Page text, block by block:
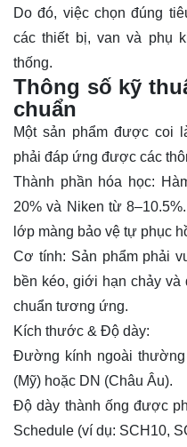
Do đó, việc chọn đúng
các thiết bị, van và phụ
thống.
Thông số kỹ
chuẩn
Một sản phẩm được coi
phải đáp ứng được các
Thành phần hóa học:
20% và Niken từ
lớp màng bảo vệ tự phục
Cơ tính: Sản phẩm phải
bền kéo, giới hạn chảy
chuẩn tương ứng.
Kích thước & Độ dày:
Đường kính ngoài
(Mỹ) hoặc DN (Châu Âu).
Độ dày thành ống được
Schedule (ví dụ: SCH10,